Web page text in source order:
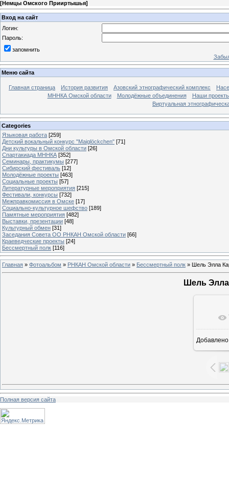
[Немцы Омского Прииртышья]
Вход на сайт
Логин:
Пароль:
запомнить
Меню сайта
Главная страница История развития Азовский этнографический комплекс
МННКА Омской области
Молодёжные объединения
Наши
Виртуальная
Categories
Языковая работа [259]
Детский вокальный конкурс "Maiglöckchen" [71]
Дни культуры в Омской области [26]
Спартакиада МННКА [352]
Семинары, практикумы [277]
Сибирский фестиваль [12]
Молодёжные проекты [463]
Социальные проекты [57]
Литературные мероприятия [215]
Фестивали, конкурсы [732]
Межправкомиссия в Омске [17]
Социально-культурное шефство [189]
Памятные мероприятия [482]
Выставки, презентации [48]
Культурный обмен [31]
Заседания Совета ОО РНКАН Омской области [66]
Краеведческие проекты [24]
Бессмертный полк [116]
Главная » Фотоальбом » РНКАН Омской области » Бессмертный полк » Шель Элла
Шель Элла
В
Добавлено
Полная версия сайта